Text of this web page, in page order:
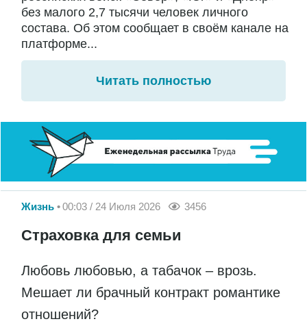
без малого 2,7 тысячи человек личного
состава. Об этом сообщает в своём канале на
платформе...
Читать полностью
Жизнь 00:03 / 24 Июля 2026 3456
Страховка для семьи
Любовь любовью, а табачок – врозь.
Мешает ли брачный контракт романтике
отношений?